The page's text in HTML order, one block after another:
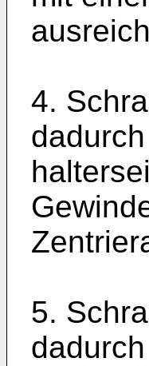
4.
5.